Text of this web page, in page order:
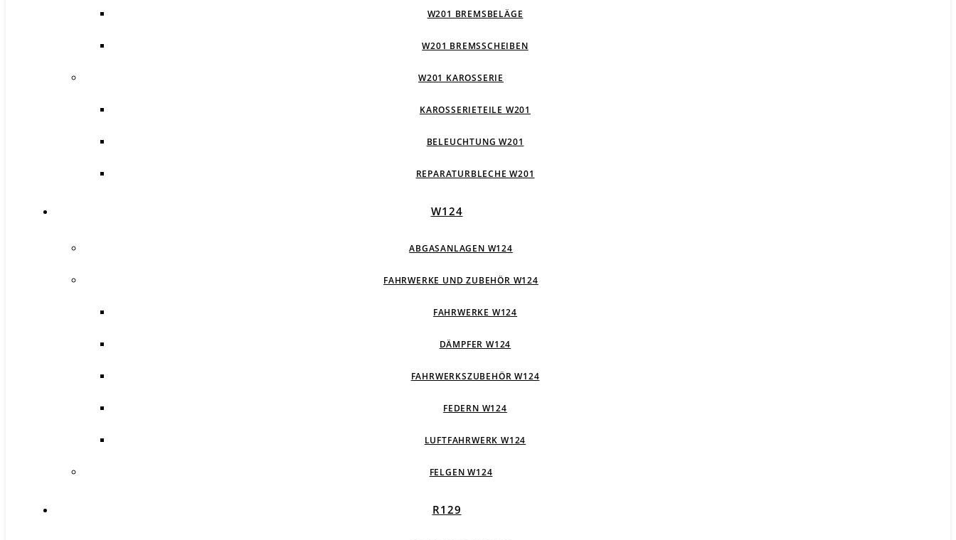
W201 BREMSBELÄGE
W201 BREMSSCHEIBEN
W201 KAROSSERIE
KAROSSERIETEILE W201
BELEUCHTUNG W201
REPARATURBLECHE W201
W124
ABGASANLAGEN W124
FAHRWERKE UND ZUBEHÖR W124
FAHRWERKE W124
DÄMPFER W124
FAHRWERKSZUBEHÖR W124
FEDERN W124
LUFTFAHRWERK W124
FELGEN W124
R129